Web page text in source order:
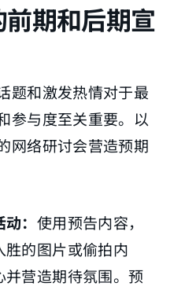
期和后期宣
题和激发热情对于最
参与度至关重要。以
网络研讨会营造预期
： 使用预告内容，
的图片或偷拍内
并营造期待氛围。预